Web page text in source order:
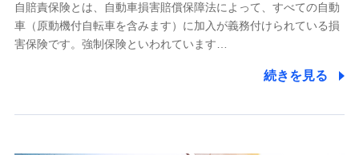
業務の委託
当社は利用目的の達成に必要な範囲内において個人情報の取
自賠責保険とは、自動車損害賠償保障法によって、すべての自動
車（原動機付自転車を含みます）に加入が義務付けられている損
害保険です。強制保険といわれています…
続きを見る